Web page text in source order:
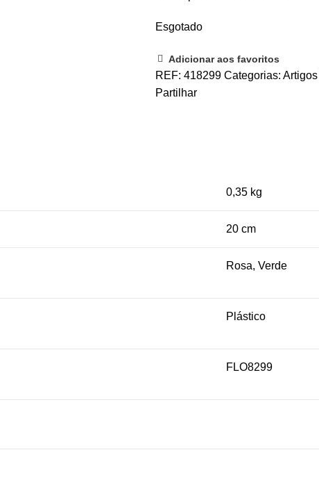
Esgotado
Adicionar aos favoritos
REF: 418299 Categorias:
Partilhar
0,35 kg
20 cm
Rosa, Verde
Plástico
FLO8299